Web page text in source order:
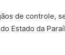
de controle,
Estado da